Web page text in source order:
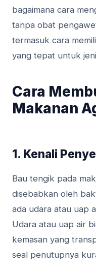
bagaimana cara
tanpa obat
termasuk cara
yang tepat untuk
Cara
Makanan
1. Kenali
Bau tengik pada
disebabkan oleh
ada udara atau uap
Udara atau uap air
kemasan yang
seal penutupnya